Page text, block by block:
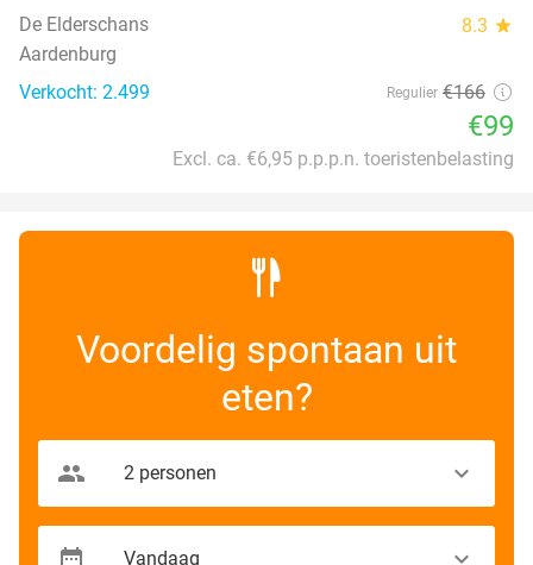
De Elderschans 8.3 star
Aardenburg
Verkocht: 2.499
Regulier €166
€99
Excl. ca. €6,95 p.p.p.n. toeristenbelasting
Voordelig spontaan uit
eten?